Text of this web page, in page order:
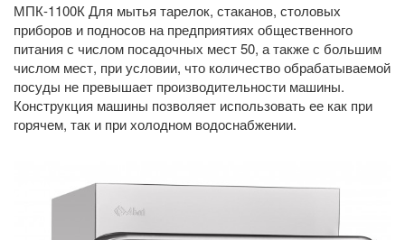
МПК-1100К Для мытья тарелок, стаканов, столовых
приборов и подносов на предприятиях общественного
питания с числом посадочных мест 50, а также с большим
числом мест, при условии, что количество обрабатываемой
посуды не превышает производительности машины.
Конструкция машины позволяет использовать ее как при
горячем, так и при холодном водоснабжении.